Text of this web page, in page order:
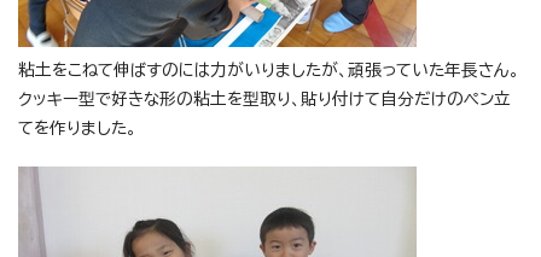
粘土をこねて伸ばすのには力がいりましたが、頑張っていた年長さん。
クッキー型で好きな形の粘土を型取り、貼り付けて自分だけのペン立
てを作りました。